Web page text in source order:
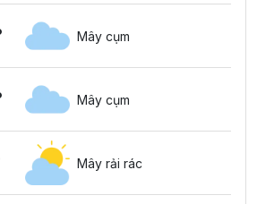
Mây cụm
Mây cụm
Mây rải rác